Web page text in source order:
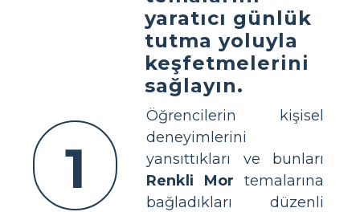
1
yaratıcı günlük
tutma yoluyla
keşfetmelerini
sağlayın.
Öğrencilerin kişisel
deneyimlerini
yansıttıkları ve bunları
Renkli Mor temalarına
bağladıkları düzenli